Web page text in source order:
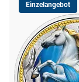
Einzelangebot